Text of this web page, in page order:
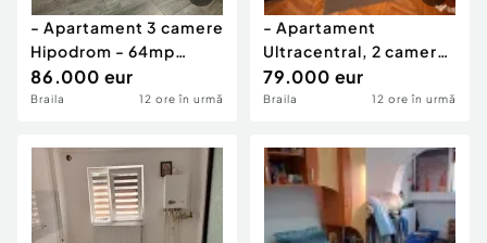
- Apartament 3 camere
Hipodrom - 64mp
Renovat Recent - Mobil
86.000 eur
Braila 12 ore în urmă
- Apartament
Ultracentral, 2 camere
suprafata
62mp,mobilat u
79.000 eur
Braila 12 ore în urmă